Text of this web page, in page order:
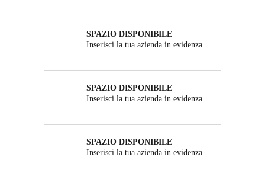
SPAZIO DISPONIBILE
Inserisci la tua azienda in evidenza
SPAZIO DISPONIBILE
Inserisci la tua azienda in evidenza
SPAZIO DISPONIBILE
Inserisci la tua azienda in evidenza